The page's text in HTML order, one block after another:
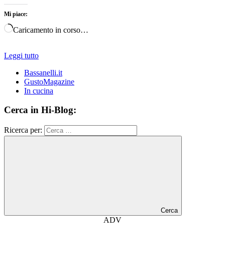
Mi piace:
Caricamento in corso…
Leggi tutto
Bassanelli.it
GustoMagazine
In cucina
Cerca in Hi-Blog:
Ricerca per:
Cerca
ADV